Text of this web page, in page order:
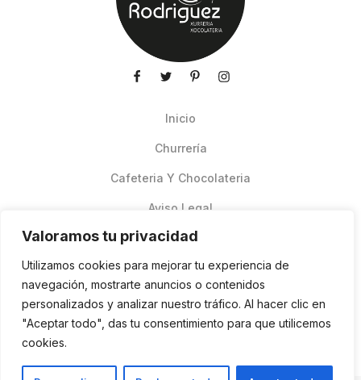
Valoramos tu privacidad
Utilizamos cookies para mejorar tu experiencia de
navegación, mostrarte anuncios o contenidos
personalizados y analizar nuestro tráfico. Al hacer clic en
"Aceptar todo", das tu consentimiento para que utilicemos
cookies.
Inicio
Churrería
Cafeteria Y Chocolateria
Aviso Legal
Pedidos Online Glovo
Contacto